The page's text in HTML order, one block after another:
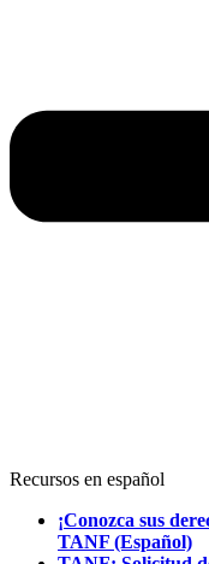
Recursos en español
¡Conozca sus
TANF (Español)